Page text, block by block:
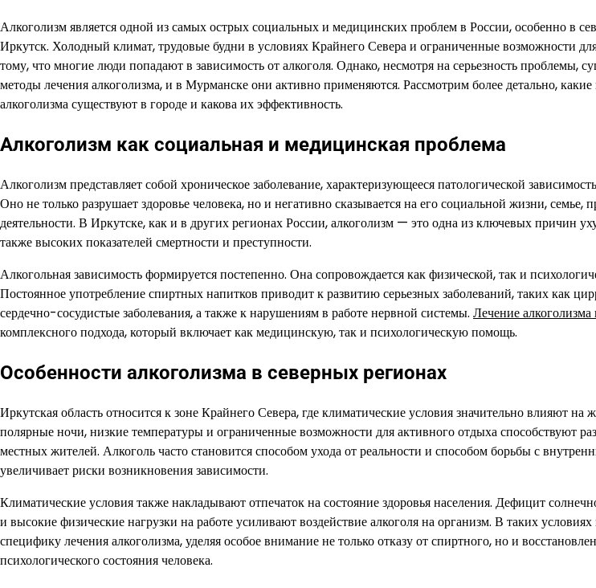
Алкоголизм является одной из самых острых социальных и медицинских проблем в России, особенно в
Иркутск. Холодный климат, трудовые будни в условиях Крайнего Севера и ограниченные возможности
тому, что многие люди попадают в зависимость от алкоголя. Однако, несмотря на серьезность проблемы,
методы лечения алкоголизма, и в Мурманске они активно применяются. Рассмотрим более детально,
алкоголизма существуют в городе и какова их эффективность.
Алкоголизм как социальная и медицинская проблема
Алкоголизм представляет собой хроническое заболевание, характеризующееся патологической
Оно не только разрушает здоровье человека, но и негативно сказывается на его социальной жизни, семье,
деятельности. В Иркутске, как и в других регионах России, алкоголизм — это одна из ключевых причин
также высоких показателей смертности и преступности.
Алкогольная зависимость формируется постепенно. Она сопровождается как физической, так и
Постоянное употребление спиртных напитков приводит к развитию серьезных заболеваний, таких как
сердечно-сосудистые заболевания, а также к нарушениям в работе нервной системы. Лечение
комплексного подхода, который включает как медицинскую, так и психологическую помощь.
Особенности алкоголизма в северных регионах
Иркутская область относится к зоне Крайнего Севера, где климатические условия значительно влияют
полярные ночи, низкие температуры и ограниченные возможности для активного отдыха способствуют
местных жителей. Алкоголь часто становится способом ухода от реальности и способом борьбы с
увеличивает риски возникновения зависимости.
Климатические условия также накладывают отпечаток на состояние здоровья населения. Дефицит
и высокие физические нагрузки на работе усиливают воздействие алкоголя на организм. В таких
специфику лечения алкоголизма, уделяя особое внимание не только отказу от спиртного, но и
психологического состояния человека.